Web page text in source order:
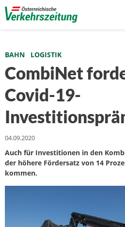
BAHN LOGISTIK
CombiNet
Covid-19-
04.09.2020
Auch für Investitionen in den
der höhere Fördersatz von 14
kommen.